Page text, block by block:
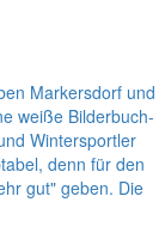
Markersdorf und
weiße Bilderbuch-
Wintersportler
denn für den
gut" geben. Die